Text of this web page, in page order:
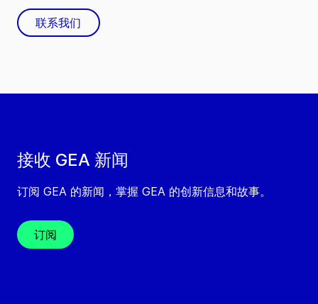
接收 GEA 新闻
订阅 GEA 的新闻，掌握 GEA 的创新信息和故事。
订阅
联系我们